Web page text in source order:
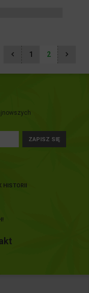
1 2
ZAPISZ SIĘ
HISTORII